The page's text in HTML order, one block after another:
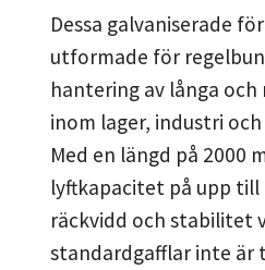
Dessa galvaniserade
utformade för
hantering av långa
inom lager, industri
Med en längd på 2000
lyftkapacitet på upp till
räckvidd och stabilitet
standardgafflar inte är